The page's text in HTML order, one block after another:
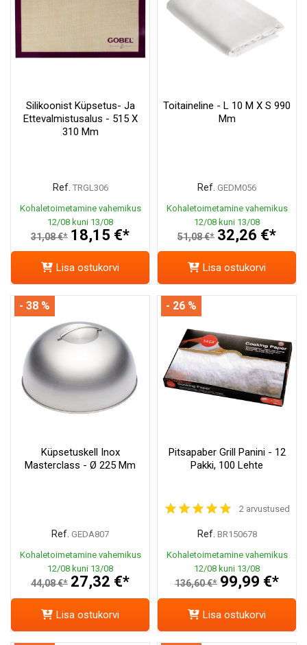
Silikoonist Küpsetus- Ja
Ettevalmistusalus - 515 X
310 Mm
Ref. TRGL306
Kohaletoimetamine vahemikus
12/08 kuni 13/08
31,08 €* 18,15 €*
Lisa ostukorvi
Toitaineline - L 10 M X S 990
Mm
Ref. GEDM056
Kohaletoimetamine vahemikus
12/08 kuni 13/08
51,08 €* 32,26 €*
Lisa ostukorvi
Küpsetuskell Inox
Masterclass - Ø 225 Mm
Ref. GEDA807
Kohaletoimetamine vahemikus
12/08 kuni 13/08
44,08 €* 27,32 €*
- 38 %
Lisa ostukorvi
Pitsapaber Grill Panini - 12
Pakki, 100 Lehte
2 arvustused
Ref. BR150678
Kohaletoimetamine vahemikus
12/08 kuni 13/08
136,60 €* 99,99 €*
- 26 %
Lisa ostukorvi